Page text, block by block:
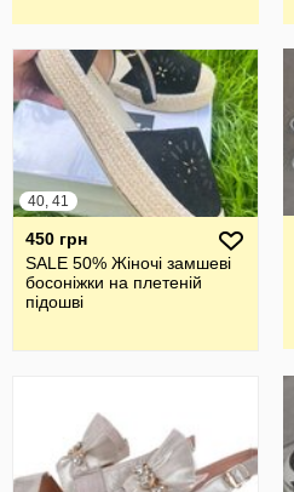
40, 41
450 грн
SALE 50% Жіночі замшеві
босоніжки на плетеній
підошві